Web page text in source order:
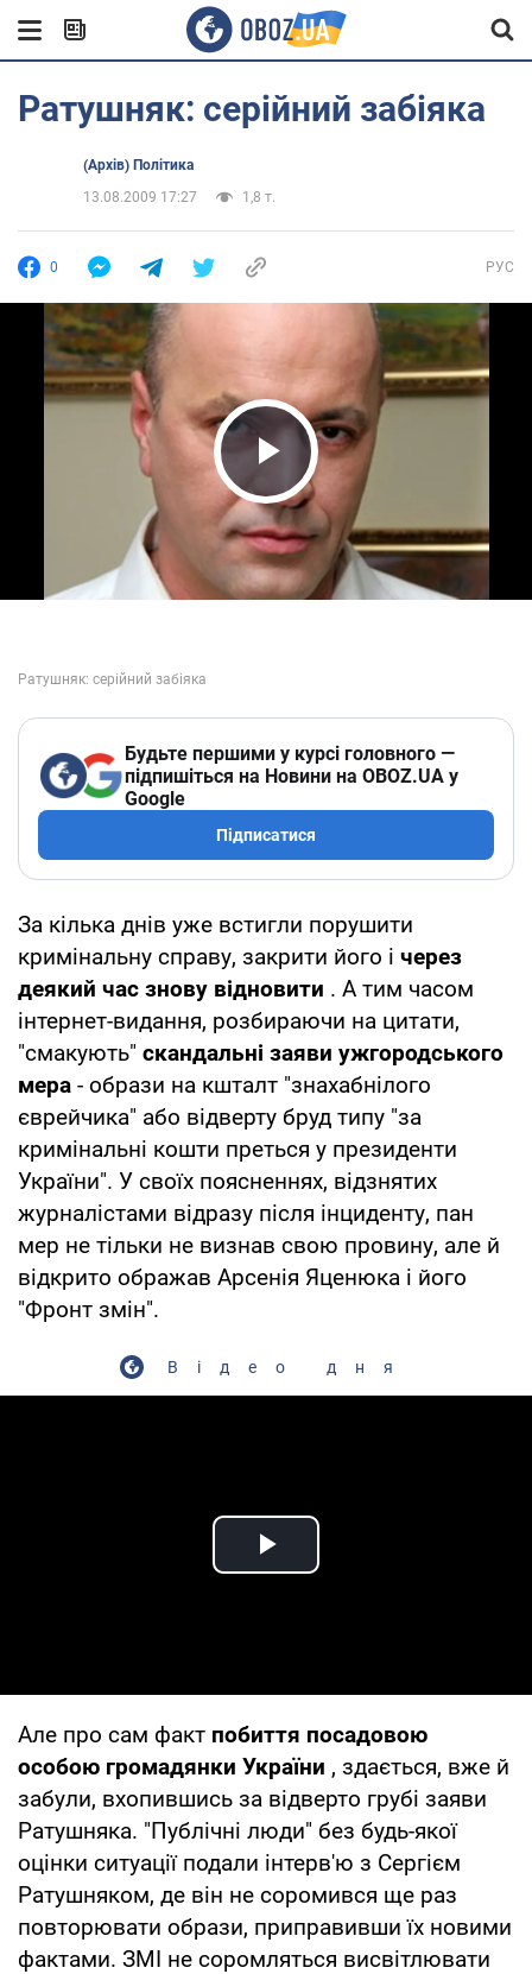
Ратушняк: серійний забіяка
(Архів) Політика
13.08.2009 17:27
1,8 т.
0 РУС
Play Video
Будьте першими у курсі головного —
підпишіться на Новини на OBOZ.UA у
Google
Підписатися
За кілька днів уже встигли порушити
кримінальну справу, закрити його і через
деякий час знову відновити . А тим часом
інтернет-видання, розбираючи на цитати,
"смакують" скандальні заяви ужгородського
мера - образи на кшталт "знахабнілого
єврейчика" або відверту бруд типу "за
кримінальні кошти преться у президенти
України". У своїх поясненнях, відзнятих
журналістами відразу після інциденту, пан
мер не тільки не визнав свою провину, але й
відкрито ображав Арсенія Яценюка і його
"Фронт змін".
Відео дня
Play Video
Але про сам факт побиття посадовою
особою громадянки України , здається, вже й
забули, вхопившись за відверто грубі заяви
Ратушняка. "Публічні люди" без будь-якої
оцінки ситуації подали інтерв'ю з Сергієм
Ратушняком, де він не соромився ще раз
повторювати образи, приправивши їх новими
фактами. ЗМІ не соромляться висвітлювати